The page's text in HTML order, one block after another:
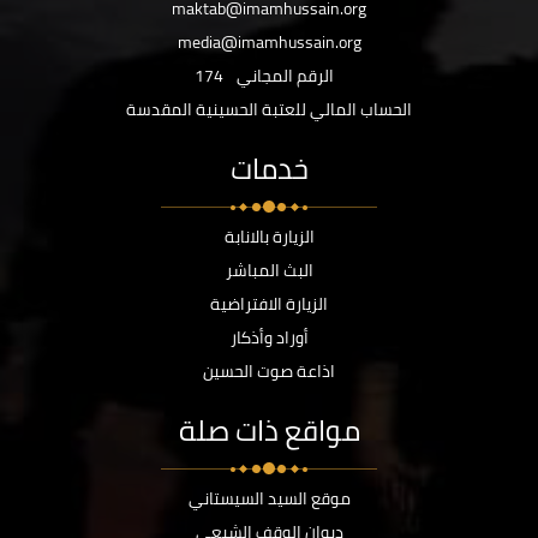
maktab@imamhussain.org
media@imamhussain.org
الرقم المجاني 174
الحساب المالي للعتبة الحسينية المقدسة
خدمات
الزيارة بالانابة
البث المباشر
الزيارة الافتراضية
أوراد وأذكار
اذاعة صوت الحسين
مواقع ذات صلة
موقع السيد السيستاني